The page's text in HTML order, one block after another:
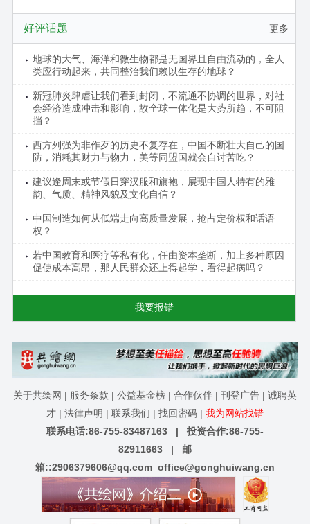
更多
好评话题
地球的大气、海洋和微生物都是无国界且自由流动的，全人
类应行动起来，共同整治我们赖以生存的地球？
新冠肺炎肆虐让我们看到封闭，不流通不协调的世界，对社
会经济造成冲击和影响，故全球一体化是大势所趋，不可阻
挡？
西方列强为非作歹的历史不复存在，中国不断壮大自己的国
防，消耗其财力与物力，美等同盟国就会自讨苦吃？
建议逢周末或节假日穿汉服和旗袍，展现中国人特有的雅
韵、气质、精神风貌及文化自信？
中国制造如何从低端走向高质量发展，抢占定价权和话语
权？
若中国教育和医疗等私有化，任由资本垄断，加上多种原因
促使成本高昂，那人民群众还上得起学，看得起病吗？
我要报错
关于共绘网 | 服务条款 | 公益基金榜 | 合作伙伴 | 刊登广告 | 诚聘英
才 | 法律声明 | 联系我们 | 找回密码 | 我为网站找错
联系电话:86-755-83487163 | 投资合作:86-755-
82911663 | 邮
箱::2906379606@qq.com office@gonghuiwang.cn